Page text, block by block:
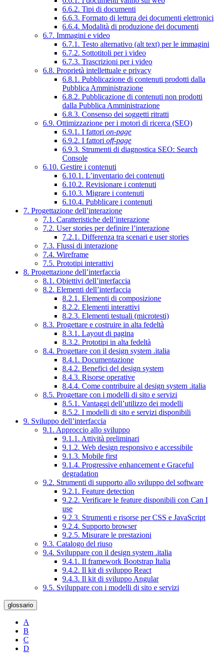
6.6.2. Tipi di documenti
6.6.3. Formato di lettura dei documenti elettronici
6.6.4. Modalità di produzione dei documenti
6.7. Immagini e video
6.7.1. Testo alternativo (alt text) per le immagini
6.7.2. Sottotitoli per i video
6.7.3. Trascrizioni per i video
6.8. Proprietà intellettuale e privacy
6.8.1. Pubblicazione di contenuti prodotti dalla
Pubblica Amministrazione
6.8.2. Pubblicazione di contenuti non prodotti
dalla Pubblica Amministrazione
6.8.3. Consenso dei soggetti ritratti
6.9. Ottimizzazione per i motori di ricerca (SEO)
6.9.1. I fattori on-page
6.9.2. I fattori off-page
6.9.3. Strumenti di diagnostica SEO: Search
Console
6.10. Gestire i contenuti
6.10.1. L’inventario dei contenuti
6.10.2. Revisionare i contenuti
6.10.3. Migrare i contenuti
6.10.4. Pubblicare i contenuti
7. Progettazione dell’interazione
7.1. Caratteristiche dell’interazione
7.2. User stories per definire l’interazione
7.2.1. Differenza tra scenari e user stories
7.3. Flussi di interazione
7.4. Wireframe
7.5. Prototipi interattivi
8. Progettazione dell’interfaccia
8.1. Obiettivi dell’interfaccia
8.2. Elementi dell’interfaccia
8.2.1. Elementi di composizione
8.2.2. Elementi interattivi
8.2.3. Elementi testuali (microtesti)
8.3. Progettare e costruire in alta fedeltà
8.3.1. Layout di pagina
8.3.2. Prototipi in alta fedeltà
8.4. Progettare con il design system .italia
8.4.1. Documentazione
8.4.2. Benefici del design system
8.4.3. Risorse operative
8.4.4. Come contribuire al design system .italia
8.5. Progettare con i modelli di sito e servizi
8.5.1. Vantaggi dell’utilizzo dei modelli
8.5.2. I modelli di sito e servizi disponibili
9. Sviluppo dell’interfaccia
9.1. Approccio allo sviluppo
9.1.1. Attività preliminari
9.1.2. Web design responsivo e accessibile
9.1.3. Mobile first
9.1.4. Progressive enhancement e Graceful
degradation
9.2. Strumenti di supporto allo sviluppo del software
9.2.1. Feature detection
9.2.2. Verificare le feature disponibili con Can I
use
9.2.3. Strumenti e risorse per CSS e JavaScript
9.2.4. Supporto browser
9.2.5. Misurare le prestazioni
9.3. Catalogo del riuso
9.4. Sviluppare con il design system .italia
9.4.1. Il framework Bootstrap Italia
9.4.2. Il kit di sviluppo React
9.4.3. Il kit di sviluppo Angular
9.5. Sviluppare con i modelli di sito e servizi
glossario
A
B
C
D